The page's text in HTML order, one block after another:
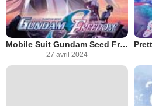
Mobile Suit Gundam Seed Freedom
27 avril 2024